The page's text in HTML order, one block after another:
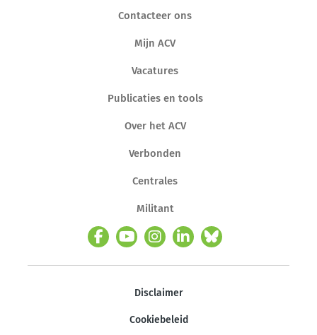
Contacteer ons
Mijn ACV
Vacatures
Publicaties en tools
Over het ACV
Verbonden
Centrales
Militant
Disclaimer
Cookiebeleid